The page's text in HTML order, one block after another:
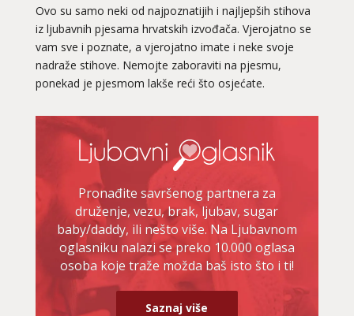
Ovo su samo neki od najpoznatijih i najljepših stihova
iz ljubavnih pjesama hrvatskih izvođača. Vjerojatno se
vam sve i poznate, a vjerojatno imate i neke svoje
nadraže stihove. Nemojte zaboraviti na pjesmu,
ponekad je pjesmom lakše reći što osjećate.
Pronađite savršenog partnera za
druženje, vezu, brak, ljubav, sugar
baby/daddy, ili nešto više. Na Ljubavnom
oglasniku nalazi se preko 10.000 oglasa
osoba koje traže možda baš isto što i ti!
Saznaj više